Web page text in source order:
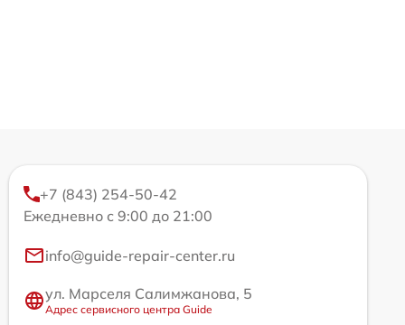
+7 (843) 254-50-42
Ежедневно с 9:00 до 21:00
info@guide-repair-center.ru
ул. Марселя Салимжанова, 5
Адрес сервисного центра Guide